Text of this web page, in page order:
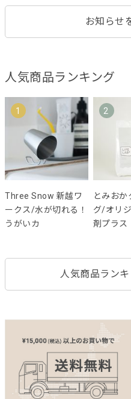
お知らせ
人気商品ランキング
1
Three Snow 新越ワ
ークス/水が切れる！
うがいカ
2
とみおか
グ/オリ
剤プラス
人気商品ラン